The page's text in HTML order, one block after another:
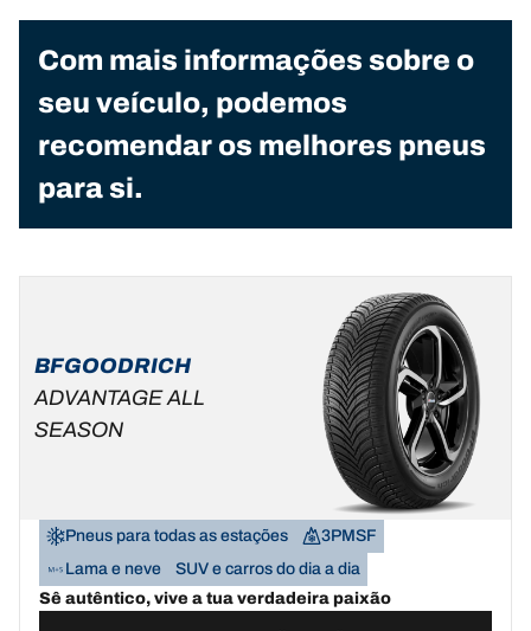
Com mais informações sobre o
seu veículo, podemos
recomendar os melhores pneus
para si.
BFGOODRICH
ADVANTAGE ALL
SEASON
Pneus para todas as estações
3PMSF
Lama e neve
SUV e carros do dia a dia
Sê autêntico, vive a tua verdadeira paixão